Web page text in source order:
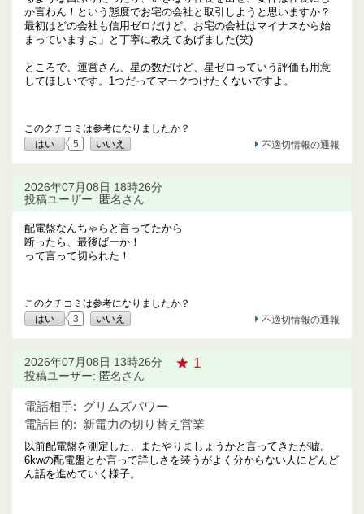
か言わん！という態度でお宅の会社と取引しようと思いますか？
最初はどの会社も信用ゼロだけど、お宅の会社はマイナスから始
まっていますよ」と丁寧に教えてあげました(笑)
ところで、運営さん、星の数だけど、星ゼロっていう評価も用意
してほしいです。1つだってマークつけたくないですよ。
このクチコミは参考になりましたか？
はい
5 いいえ 不適切情報の通報
2026年07月08日 18時26分
投稿ユーザー: 匿名さん
配電盤なんちゃらと言ってたから
断ったら、最後ばーか！
って言って切られた！
このクチコミは参考になりましたか？
はい
3 いいえ 不適切情報の通報
2026年07月08日 13時26分 ★ 1
投稿ユーザー: 匿名さん
電話相手: グリムズパワー
電話目的: 新電力の切り替え営業
以前配電盤を測定した、またやりましょうかと言ってきたが嘘。
6kwの配電盤とか言って詳しさを装うがよく分からない人にどんど
ん話を進めていく様子。